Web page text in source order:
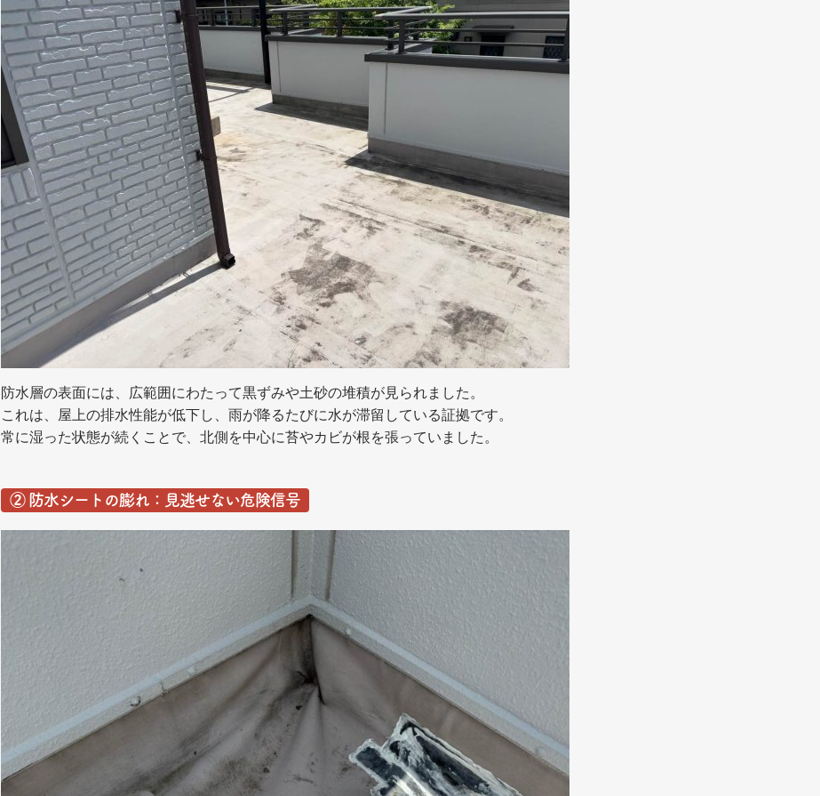
防水層の表面には、広範囲にわたって黒ずみや土砂の堆積が見られました。
これは、屋上の排水性能が低下し、雨が降るたびに水が滞留している証拠です。
常に湿った状態が続くことで、北側を中心に苔やカビが根を張っていました。
② 防水シートの膨れ：見逃せない危険信号